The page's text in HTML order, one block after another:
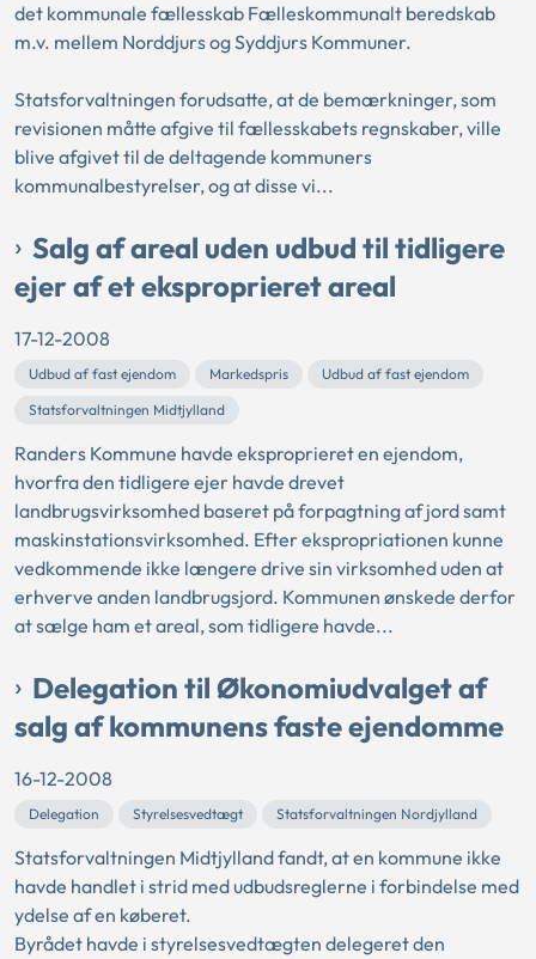
det kommunale fællesskab Fælleskommunalt beredskab
m.v. mellem Norddjurs og Syddjurs Kommuner.
Statsforvaltningen forudsatte, at de bemærkninger, som
revisionen måtte afgive til fællesskabets regnskaber, ville
blive afgivet til de deltagende kommuners
kommunalbestyrelser, og at disse vi...
Salg af areal uden udbud til tidligere
ejer af et eksproprieret areal
17-12-2008
Udbud af fast ejendom Markedspris
Udbud af fast ejendom
Statsforvaltningen Midtjylland
Randers Kommune havde eksproprieret en ejendom,
hvorfra den tidligere ejer havde drevet
landbrugsvirksomhed baseret på forpagtning af jord samt
maskinstationsvirksomhed. Efter ekspropriationen kunne
vedkommende ikke længere drive sin virksomhed uden at
erhverve anden landbrugsjord. Kommunen ønskede derfor
at sælge ham et areal, som tidligere havde...
Delegation til Økonomiudvalget af
salg af kommunens faste ejendomme
16-12-2008
Delegation Styrelsesvedtægt Statsforvaltningen Nordjylland
Statsforvaltningen Midtjylland fandt, at en kommune ikke
havde handlet i strid med udbudsreglerne i forbindelse med
ydelse af en køberet.
Byrådet havde i styrelsesvedtægten delegeret den